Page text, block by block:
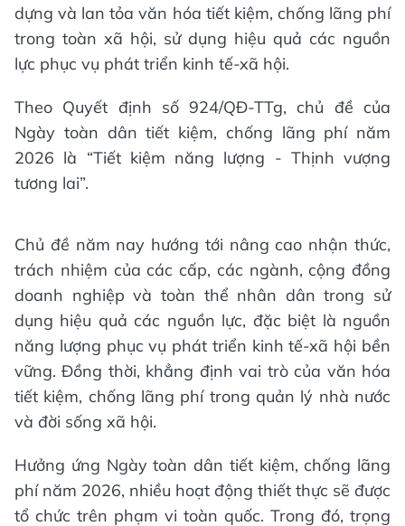
dựng và lan tỏa văn hóa tiết kiệm, chống lãng phí
trong toàn xã hội, sử dụng hiệu quả các nguồn
lực phục vụ phát triển kinh tế-xã hội.
Theo Quyết định số 924/QĐ-TTg, chủ đề của
Ngày toàn dân tiết kiệm, chống lãng phí năm
2026 là “Tiết kiệm năng lượng - Thịnh vượng
tương lai”.
Chủ đề năm nay hướng tới nâng cao nhận thức,
trách nhiệm của các cấp, các ngành, cộng đồng
doanh nghiệp và toàn thể nhân dân trong sử
dụng hiệu quả các nguồn lực, đặc biệt là nguồn
năng lượng phục vụ phát triển kinh tế-xã hội bền
vững. Đồng thời, khẳng định vai trò của văn hóa
tiết kiệm, chống lãng phí trong quản lý nhà nước
và đời sống xã hội.
Hưởng ứng Ngày toàn dân tiết kiệm, chống lãng
phí năm 2026, nhiều hoạt động thiết thực sẽ được
tổ chức trên phạm vi toàn quốc. Trong đó, trọng